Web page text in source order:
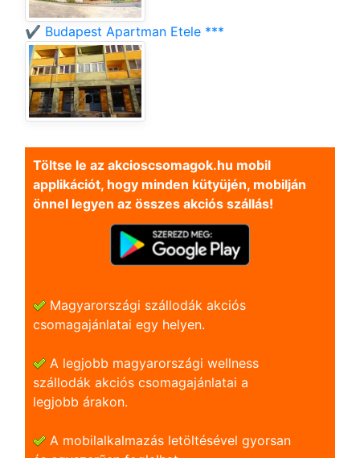
✔️ Budapest Apartman Etele ***
Töltse le az akcioscsomagok.hu mobil
applikációt, hogy minden kütyüjén, mobilján
önnel legyen az összes akciós szállás!
Magyarországi szállodák akciós
csomagajánlatai egy helyen.
A legjobb magyarországi wellness
szállodák akciós csomagajánlatai a
legjobb árakon.
A mobilalkalmazás letöltésével gyorsan